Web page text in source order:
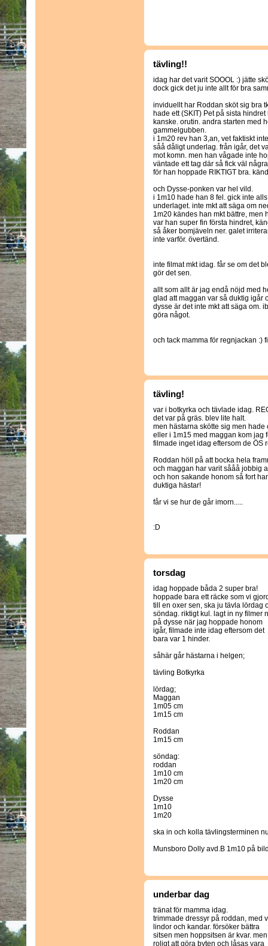
tävling!!
idag har det varit SOOOL :) jätte
dock gick det ju inte allt för bra
inviduellt har Roddan sköt sig bra
hade ett (SKIT) Pet på sista
kanske. orutin. andra starten med
gammelgubben.
i 1m20 rev han 3,an, vet faktiskt
såå dåligt underlag. från igår, det
mot komn. men han vågade inte
väntade ett tag där så fick väl
för han hoppade RIKTIGT bra.
och Dysse-ponken var hel vild.
i 1m10 hade han 8 fel. gick inte
underlaget. inte mkt att säga om
1m20 kändes han mkt bättre,
var han super fin första hindret,
så åker bomjäveln ner. galet
inte varför. övertänd.
inte filmat mkt idag. får se om det
gör det sen.
allt som allt är jag endå nöjd med
glad att maggan var så duktig igår
dysse är det inte mkt att säga om.
göra något.
och tack mamma för regnjackan :)
tävling!
var i botkyrka och tävlade idag.
det var på gräs. blev lite halt.
men hästarna skötte sig men hade
eller i 1m15 med maggan kom jag
filmade inget idag eftersom de ÖS
Roddan höll på att bocka hela
och maggan har varit sååå jobbig
och hon sakande honom så fort
duktiga hästar!
får vi se hur de går imorn.....
:D
torsdag
idag hoppade båda 2 super bra!
hoppade bara ett räcke som vi
till en oxer sen, ska ju tävla lördag
söndag. riktigt kul. lagt in ny filmer
på dysse när jag hoppade honom
igår, filmade inte idag eftersom det
bara var 1 hinder.
såhär går hästarna i helgen;
tävling Botkyrka
lördag;
Maggan
1m05 cm
1m15 cm
Roddan
1m15 cm
söndag:
roddan
1m10 cm
1m20 cm
Dysse
1m10
1m20
ska in och kolla tävlingsterminen
Munsboro Dolly avd.B 1m10 på
underbar dag
tränat för mamma idag.
trimmade dressyr på roddan, med
lindor och kandar. försöker bättra
sitsen men hoppsitsen är kvar. men
roligt att göra byten och låsas vara